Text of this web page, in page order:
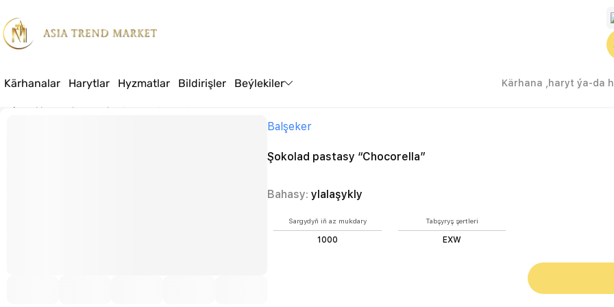
Kärhanalar Harytlar Hyzmatlar Bildirişler Beýlekiler
Balşeker
Şokolad pastasy “Chocorella”
Bahasy: ylalaşykly
Sargydyň iň az mukdary
1000
Tabşyryş şertleri
EXW